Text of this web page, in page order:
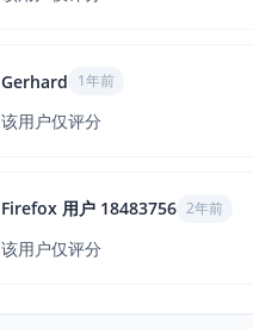
Gerhard 1年前
该用户仅评分
Firefox 用户 18483756 2年前
该用户仅评分